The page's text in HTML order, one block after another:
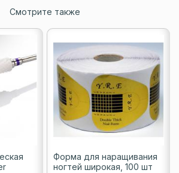
Смотрите также
Форма для наращивания
ногтей широкая, 100 шт